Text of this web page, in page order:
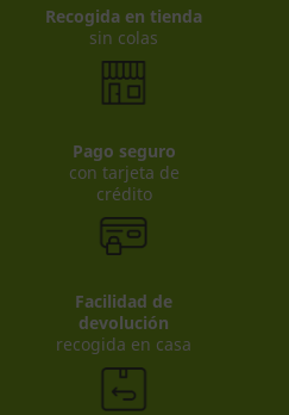
Recogida en tienda
sin colas
Pago seguro
con tarjeta de
crédito
Facilidad de
devolución
recogida en casa